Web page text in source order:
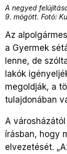
A negyed
9. mögött. Fotó:
Az
a Gyermek
lenne, de
lakók
megoldják, a
tulajdonában
A
írásban, hogy
elvezetését.